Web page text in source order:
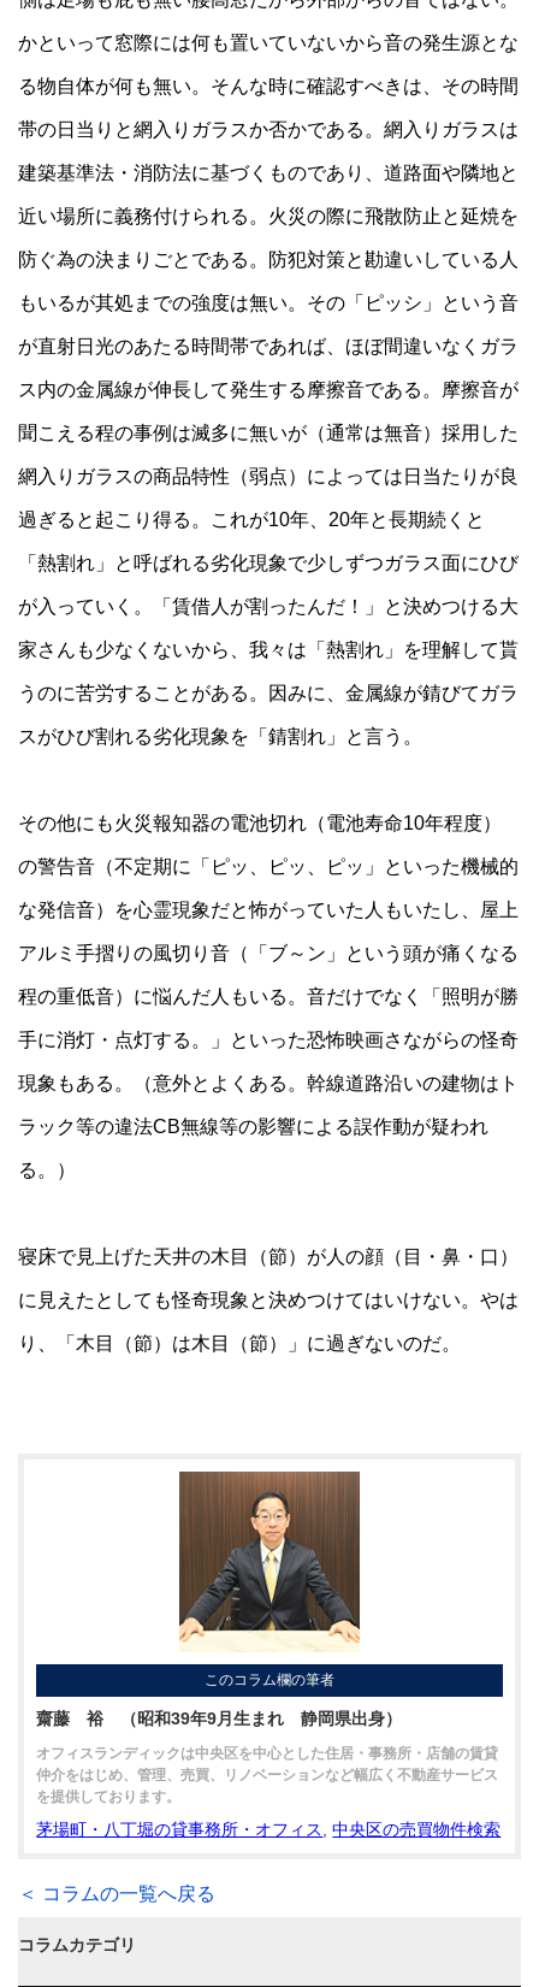
かといって窓際には何も置いていないから音の発生源とな
る物自体が何も無い。そんな時に確認すべきは、その時間
帯の日当りと網入りガラスか否かである。網入りガラスは
建築基準法・消防法に基づくものであり、道路面や隣地と
近い場所に義務付けられる。火災の際に飛散防止と延焼を
防ぐ為の決まりごとである。防犯対策と勘違いしている人
もいるが其処までの強度は無い。その「ピッシ」という音
が直射日光のあたる時間帯であれば、ほぼ間違いなくガラ
ス内の金属線が伸長して発生する摩擦音である。摩擦音が
聞こえる程の事例は滅多に無いが（通常は無音）採用した
網入りガラスの商品特性（弱点）によっては日当たりが良
過ぎると起こり得る。これが10年、20年と長期続くと
「熱割れ」と呼ばれる劣化現象で少しずつガラス面にひび
が入っていく。「賃借人が割ったんだ！」と決めつける大
家さんも少なくないから、我々は「熱割れ」を理解して貰
うのに苦労することがある。因みに、金属線が錆びてガラ
スがひび割れる劣化現象を「錆割れ」と言う。
その他にも火災報知器の電池切れ（電池寿命10年程度）
の警告音（不定期に「ピッ、ピッ、ピッ」といった機械的
な発信音）を心霊現象だと怖がっていた人もいたし、屋上
アルミ手摺りの風切り音（「ブ～ン」という頭が痛くなる
程の重低音）に悩んだ人もいる。音だけでなく「照明が勝
手に消灯・点灯する。」といった恐怖映画さながらの怪奇
現象もある。（意外とよくある。幹線道路沿いの建物はト
ラック等の違法CB無線等の影響による誤作動が疑われ
る。）
寝床で見上げた天井の木目（節）が人の顔（目・鼻・口）
に見えたとしても怪奇現象と決めつけてはいけない。やは
り、「木目（節）は木目（節）」に過ぎないのだ。
このコラム欄の筆者
齋藤 裕 （昭和39年9月生まれ 静岡県出身）
オフィスランディックは中央区を中心とした住居・事務所・店舗の賃貸
仲介をはじめ、管理、売買、リノベーションなど幅広く不動産サービス
を提供しております。
茅場町・八丁堀の貸事務所・オフィス ,中央区の売買物件検索
＜ コラムの一覧へ戻る
コラムカテゴリ